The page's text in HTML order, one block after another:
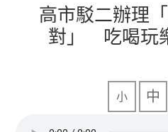
高市駁二辦理
對」 吃喝玩
小 中